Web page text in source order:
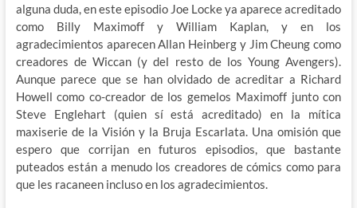
alguna duda, en este episodio Joe Locke ya aparece acreditado
como Billy Maximoff y William Kaplan, y en los
agradecimientos aparecen Allan Heinberg y Jim Cheung como
creadores de Wiccan (y del resto de los Young Avengers).
Aunque parece que se han olvidado de acreditar a Richard
Howell como co-creador de los gemelos Maximoff junto con
Steve Englehart (quien sí está acreditado) en la mítica
maxiserie de la Visión y la Bruja Escarlata. Una omisión que
espero que corrijan en futuros episodios, que bastante
puteados están a menudo los creadores de cómics como para
que les racaneen incluso en los agradecimientos.